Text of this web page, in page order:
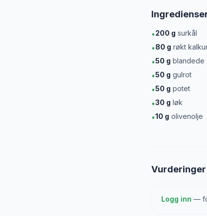
•200 g surkål
•80 g røkt
•50 g blandede
•50 g gulrot
•50 g potet
•30 g løk
•10 g olivenolje
Logg inn —